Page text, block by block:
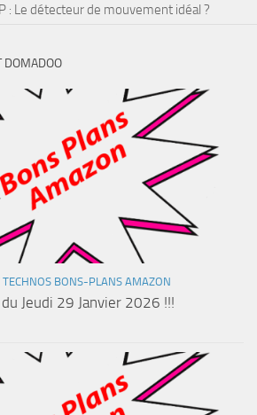
: Le détecteur de mouvement idéal ?
DOMADOO
TECHNOS BONS-PLANS AMAZON
Jeudi 29 Janvier 2026 !!!